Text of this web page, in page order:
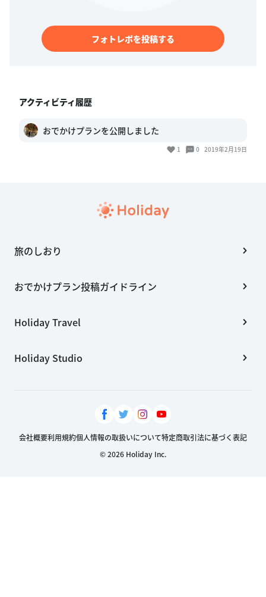
フォトレポを投稿する
アクティビティ履歴
おでかけプランを公開しました
1 0 2019年2月19日
旅のしおり
おでかけプラン投稿ガイドライン
Holiday Travel
Holiday Studio
会社概要利用規約個人情報の取扱いについて特定商取引法に基づく表記
© 2026 Holiday Inc.